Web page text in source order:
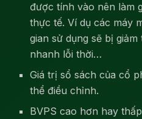
được tính vào nên làm
thực tế. Ví dụ các máy
gian sử dụng sẽ bị
nhanh lỗi thời…
Giá trị sổ sách của cổ
thể điều chỉnh.
BVPS cao hơn hay